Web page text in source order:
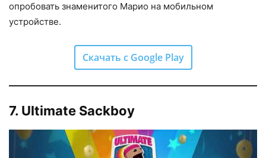
опробовать знаменитого Марио на мобильном
устройстве.
Скачать с Google Play
7. Ultimate Sackboy